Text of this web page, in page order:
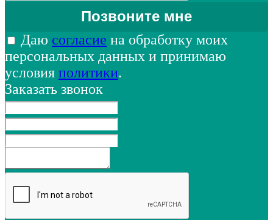
Даю согласие на обработку моих
персональных данных и принимаю
условия политики.
Заказать звонок